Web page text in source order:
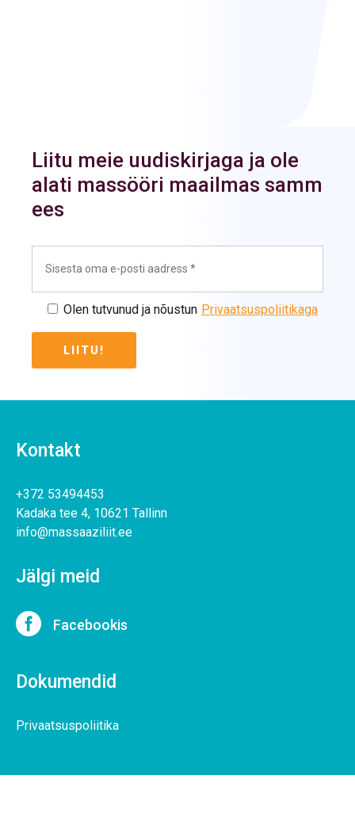
Liitu meie uudiskirjaga ja ole
alati massööri maailmas samm
ees
Olen tutvunud ja nõustun Privaatsuspoliitikaga
Kontakt
+372 53494453
Kadaka tee 4, 10621 Tallinn
info@massaaziliit.ee
Jälgi meid
 Facebookis
Dokumendid
Privaatsuspoliitika